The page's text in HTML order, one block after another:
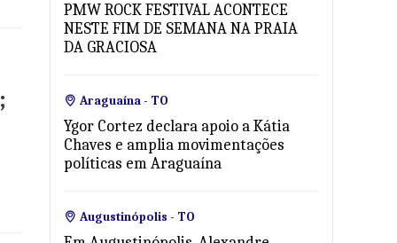
PMW ROCK FESTIVAL ACONTECE
NESTE FIM DE SEMANA NA PRAIA
DA GRACIOSA
Araguaína - TO
Ygor Cortez declara apoio a Kátia
Chaves e amplia movimentações
políticas em Araguaína
Augustinópolis - TO